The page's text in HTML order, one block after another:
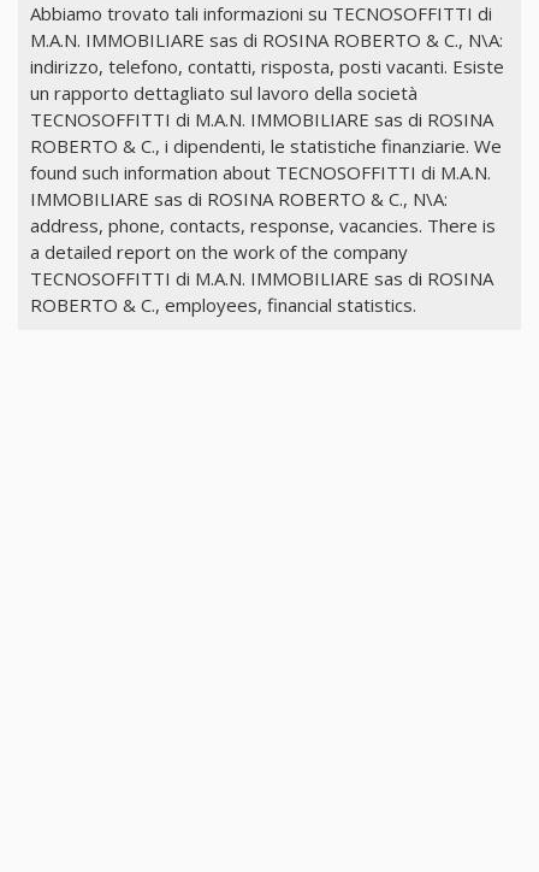
Abbiamo trovato tali informazioni su TECNOSOFFITTI di
M.A.N. IMMOBILIARE sas di ROSINA ROBERTO & C., N\A:
indirizzo, telefono, contatti, risposta, posti vacanti. Esiste
un rapporto dettagliato sul lavoro della società
TECNOSOFFITTI di M.A.N. IMMOBILIARE sas di ROSINA
ROBERTO & C., i dipendenti, le statistiche finanziarie. We
found such information about TECNOSOFFITTI di M.A.N.
IMMOBILIARE sas di ROSINA ROBERTO & C., N\A:
address, phone, contacts, response, vacancies. There is
a detailed report on the work of the company
TECNOSOFFITTI di M.A.N. IMMOBILIARE sas di ROSINA
ROBERTO & C., employees, financial statistics.